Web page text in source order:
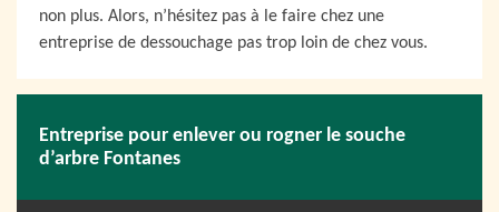
non plus. Alors, n’hésitez pas à le faire chez une
entreprise de dessouchage pas trop loin de chez vous.
Entreprise pour enlever ou rogner le souche
d’arbre Fontanes